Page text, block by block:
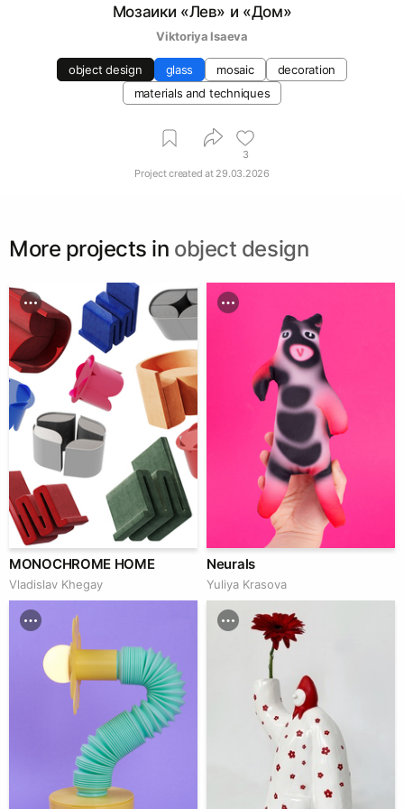
Мозаики «Лев» и «Дом»
Viktoriya Isaeva
object design glass mosaic
decoration
materials and techniques
3
Project created at 29.03.2026
More projects in object design
MONOCHROME HOME
Vladislav Khegay
Neurals
Yuliya Krasova